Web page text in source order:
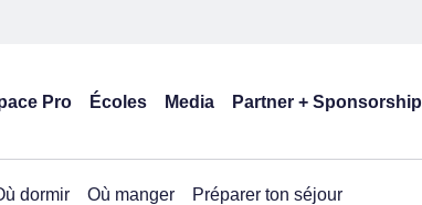
Pro Écoles Media Partner + Sponsorship
dormir Où manger Préparer ton séjour